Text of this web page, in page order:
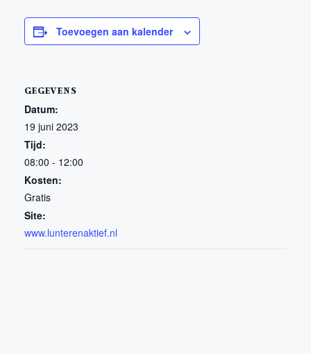
Toevoegen aan kalender
GEGEVENS
Datum:
19 juni 2023
Tijd:
08:00 - 12:00
Kosten:
Gratis
Site:
www.lunterenaktief.nl